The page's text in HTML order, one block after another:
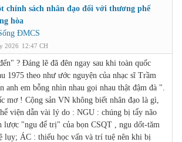
chính sách nhân đạo đối với thương phế
hòa
ĐMCS
2026 12:47 CH
? Đáng lẽ đã đên ngay sau khi toàn quốc
1975 theo như ước nguyện của nhạc sĩ Trầm
anh em bỗng nhìn nhau gọi nhau thật đậm đà ".
mơ ! Cộng sản VN không biết nhân đạo là gì,
viện dẫn vài lý do : NGU : chúng bị tẩy não
lược "ngu để trị" của bọn CSQT , ngu dốt-tăm
lụy; ÁC : thiếu học vấn và trí tuệ nên khi bị